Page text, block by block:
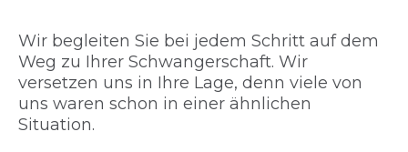
Wir begleiten Sie bei jedem Schritt auf dem
Weg zu Ihrer Schwangerschaft. Wir
versetzen uns in Ihre Lage, denn viele von
uns waren schon in einer ähnlichen
Situation.